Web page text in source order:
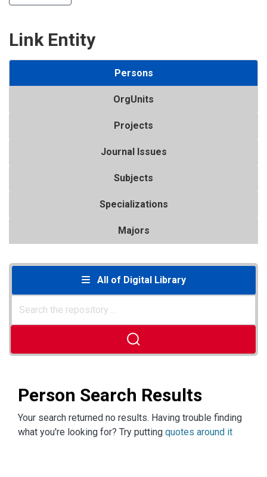
Link Entity
Persons
OrgUnits
Projects
Journal Issues
Subjects
Specializations
Majors
All of Digital Library
Person Search Results
Your search returned no results. Having trouble finding
what you're looking for? Try putting quotes around it